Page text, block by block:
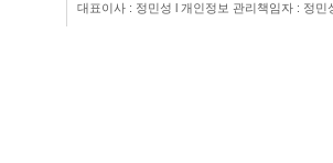
대표이사 : 정민성 l 개인정보 관리책임자 : 정